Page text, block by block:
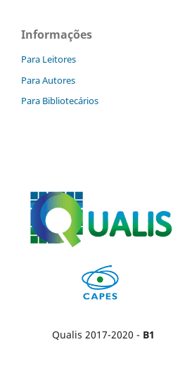
Informações
Para Leitores
Para Autores
Para Bibliotecários
Qualis 2017-2020 - B1